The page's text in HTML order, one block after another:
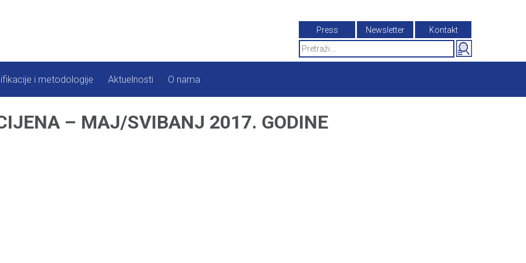
Press Newsletter
Kontakt
Search
for:
i metodologije Aktuelnosti O nama
– MAJ/SVIBANJ 2017. GODINE